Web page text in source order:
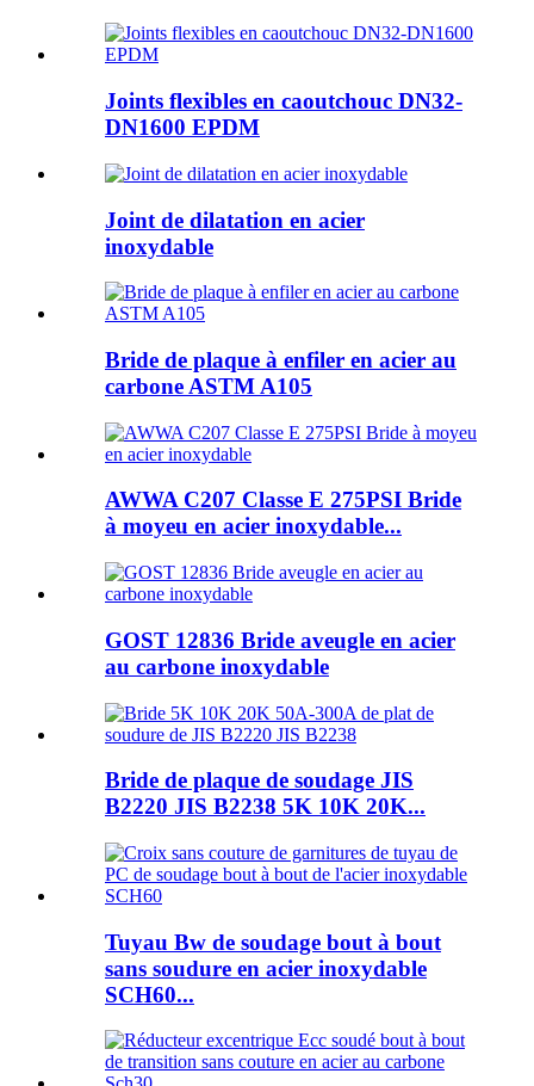
Joints flexibles en caoutchouc DN32-
DN1600 EPDM
Joint de dilatation en acier
inoxydable
Bride de plaque à enfiler en acier au
carbone ASTM A105
AWWA C207 Classe E 275PSI Bride
à moyeu en acier inoxydable...
GOST 12836 Bride aveugle en acier
au carbone inoxydable
Bride de plaque de soudage JIS
B2220 JIS B2238 5K 10K 20K...
Tuyau Bw de soudage bout à bout
sans soudure en acier inoxydable
SCH60...